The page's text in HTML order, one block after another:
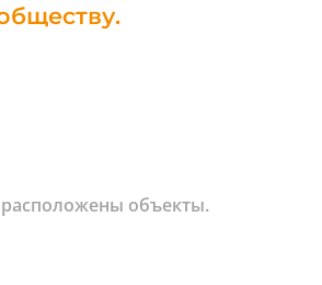
расположены объекты.